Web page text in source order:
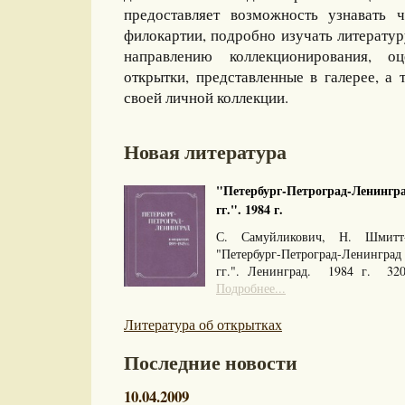
предоставляет возможность
филокартии, подробно изучать
направлению коллекционирования,
открытки, представленные в галерее, а
своей личной коллекции.
Новая литература
"Петербург-Петроград-
гг.". 1984 г.
С. Самуйликович, Н.
"Петербург-Петроград-
гг.". Ленинград. 1984 г.
Подробнее...
Литература об открытках
Последние новости
10.04.2009